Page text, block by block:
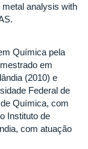
analysis with
Química pela
em
(2010) e
Federal de
Química, com
Instituto de
com atuação